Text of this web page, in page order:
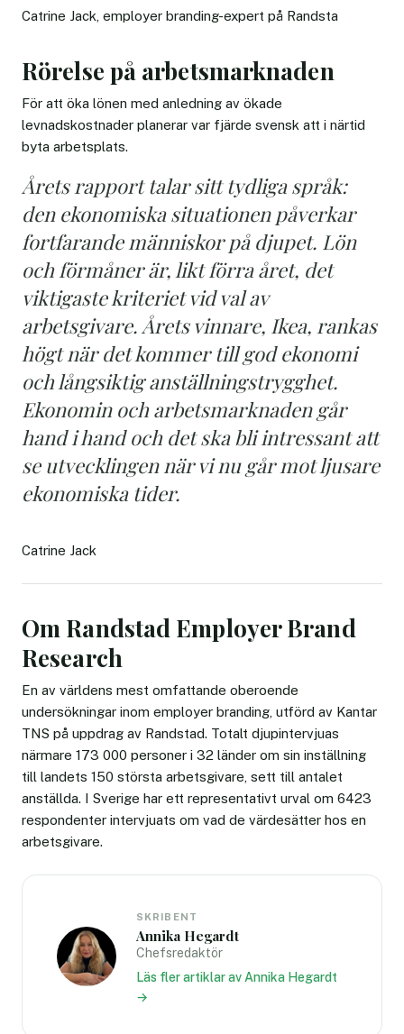
Catrine Jack, employer branding-expert på Randsta
Rörelse på arbetsmarknaden
För att öka lönen med anledning av ökade
levnadskostnader planerar var fjärde svensk att i närtid
byta arbetsplats.
Årets rapport talar sitt tydliga språk:
den ekonomiska situationen påverkar
fortfarande människor på djupet. Lön
och förmåner är, likt förra året, det
viktigaste kriteriet vid val av
arbetsgivare. Årets vinnare, Ikea, rankas
högt när det kommer till god ekonomi
och långsiktig anställningstrygghet.
Ekonomin och arbetsmarknaden går
hand i hand och det ska bli intressant att
se utvecklingen när vi nu går mot ljusare
ekonomiska tider.
Catrine Jack
Om Randstad Employer Brand
Research
En av världens mest omfattande oberoende
undersökningar inom employer branding, utförd av Kantar
TNS på uppdrag av Randstad. Totalt djupintervjuas
närmare 173 000 personer i 32 länder om sin inställning
till landets 150 största arbetsgivare, sett till antalet
anställda. I Sverige har ett representativt urval om 6423
respondenter intervjuats om vad de värdesätter hos en
arbetsgivare.
SKRIBENT
Annika Hegardt
Chefsredaktör
Läs fler artiklar av Annika Hegardt
→